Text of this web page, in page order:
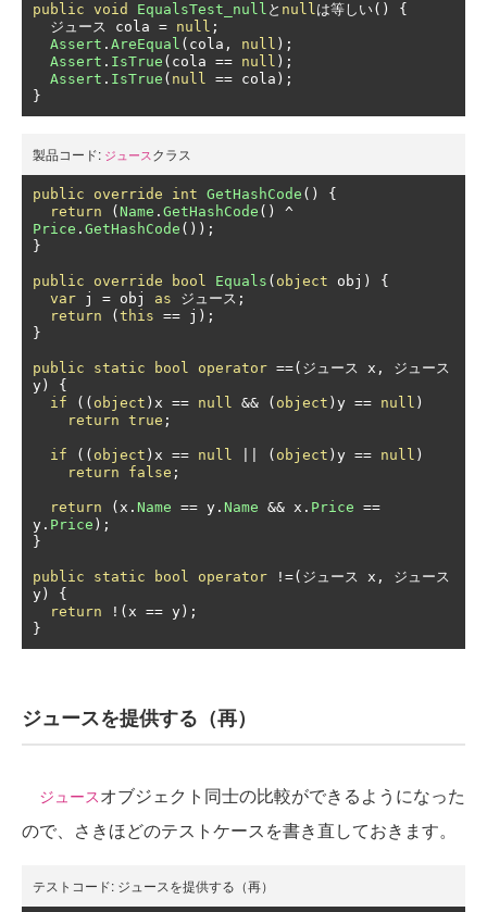
public void EqualsTest_null と nullは等しい()
{
ジュース cola = null ;
Assert . AreEqual ( cola , null );
Assert . IsTrue ( cola == null );
Assert . IsTrue ( null == cola );
}
製品コード: ジュース クラス
public override int GetHashCode ()
{
return
( Name . GetHashCode ()
^
Price . GetHashCode ());
}
public override bool Equals ( object obj )
{
var j = obj as
ジュース;
return
( this == j );
}
public static bool operator ==(ジュース x ,
ジュース
y )
{
if
(( object ) x == null && ( object ) y == null )
return true ;
if (( object ) x == null ( object ) y == null )
return
false ;
return ( x . Name == y . Name && x . Price ==
y . Price );
}
public static bool operator !=(ジュース x ,
ジュース
y )
{
return
!( x == y );
}
ジュースを提供する（再）
ジュースオブジェクト同士の比較ができるようになった
ので、さきほどのテストケースを書き直しておきます。
テストコード: ジュースを提供する（再）